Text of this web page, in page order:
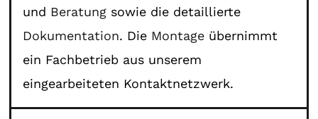
und Beratung sowie die detaillierte
Dokumentation. Die Montage übernimmt
ein Fachbetrieb aus unserem
eingearbeiteten Kontaktnetzwerk.